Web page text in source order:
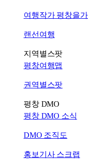
여행작가 평창을
랜선여행
지역별스팟
평창여행맵
권역별스팟
평창 DMO
평창 DMO 소식
DMO 조직도
홍보기사 스크랩